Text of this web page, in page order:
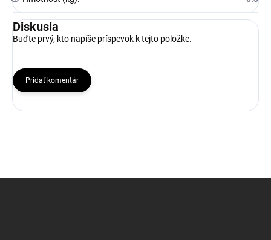
Diskusia
Buďte prvý, kto napíše príspevok k tejto položke.
Pridať komentár